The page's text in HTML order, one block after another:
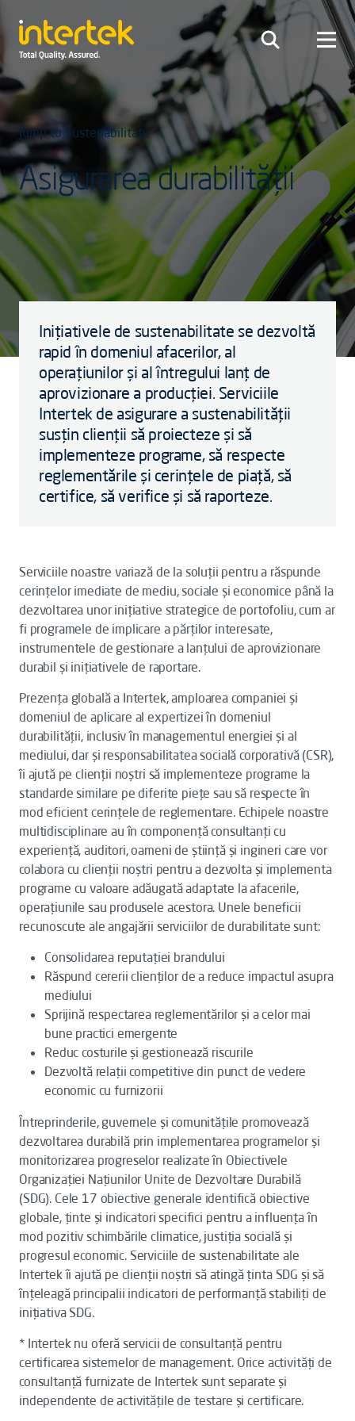
Jump to Sustenabilitate
Asigurarea durabilității
Inițiativele de sustenabilitate se dezvoltă
rapid în domeniul afacerilor, al
operațiunilor și al întregului lanț de
aprovizionare a producției. Serviciile
Intertek de asigurare a sustenabilității
susțin clienții să proiecteze și să
implementeze programe, să respecte
reglementările și cerințele de piață, să
certifice, să verifice și să raporteze.
Serviciile noastre variază de la soluții pentru a răspunde
cerințelor imediate de mediu, sociale și economice până la
dezvoltarea unor inițiative strategice de portofoliu, cum ar
fi programele de implicare a părților interesate,
instrumentele de gestionare a lanțului de aprovizionare
durabil și inițiativele de raportare.
Prezența globală a Intertek, amploarea companiei și
domeniul de aplicare al expertizei în domeniul
durabilității, inclusiv în managementul energiei și al
mediului, dar și responsabilitatea socială corporativă (CSR),
îi ajută pe clienții noștri să implementeze programe la
standarde similare pe diferite piețe sau să respecte în
mod eficient cerințele de reglementare. Echipele noastre
multidisciplinare au în componență consultanți cu
experiență, auditori, oameni de știință și ingineri care vor
colabora cu clienții noștri pentru a dezvolta și implementa
programe cu valoare adăugată adaptate la afacerile,
operațiunile sau produsele acestora. Unele beneficii
recunoscute ale angajării serviciilor de durabilitate sunt:
Consolidarea reputației brandului
Răspund cererii clienților de a reduce impactul asupra
mediului
Sprijină respectarea reglementărilor și a celor mai
bune practici emergente
Reduc costurile și gestionează riscurile
Dezvoltă relații competitive din punct de vedere
economic cu furnizorii
Întreprinderile, guvernele și comunitățile promovează
dezvoltarea durabilă prin implementarea programelor și
monitorizarea progreselor realizate în Obiectivele
Organizației Națiunilor Unite de Dezvoltare Durabilă
(SDG). Cele 17 obiective generale identifică obiective
globale, ținte și indicatori specifici pentru a influența în
mod pozitiv schimbările climatice, justiția socială și
progresul economic. Serviciile de sustenabilitate ale
Intertek îi ajută pe clienții noștri să atingă ținta SDG și să
înțeleagă principalii indicatori de performanță stabiliți de
inițiativa SDG.
* Intertek nu oferă servicii de consultanță pentru
certificarea sistemelor de management. Orice activități de
consultanță furnizate de Intertek sunt separate și
independente de activitățile de testare și certificare.